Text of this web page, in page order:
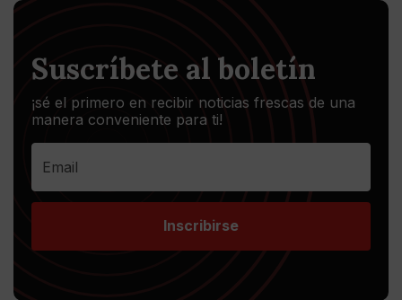
Suscríbete al boletín
¡sé el primero en recibir noticias frescas de una
manera conveniente para ti!
Inscribirse